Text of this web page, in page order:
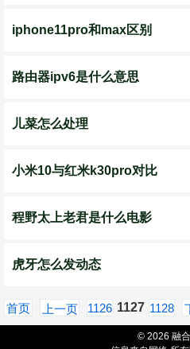
iphone11pro和max区别
路由器ipv6是什么意思
儿菜怎么处理
小米10与红米k30pro对比
程野太上老君是什么电影
虎牙怎么发动态
首页 上一页 1126 1127 1128
© 2026 融